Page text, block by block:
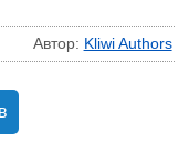
Автор: Kliwi Authors